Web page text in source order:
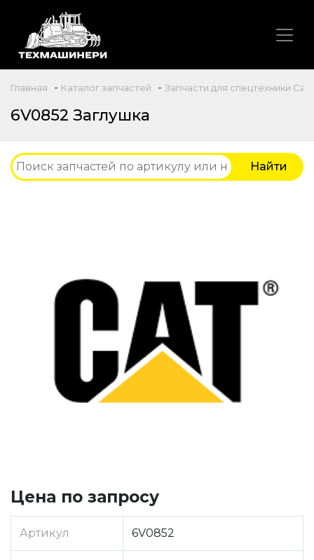
Главная - Каталог запчастей - Запчасти для спецтехники
6V0852 Заглушка
Цена по запросу
Артикул 6V0852